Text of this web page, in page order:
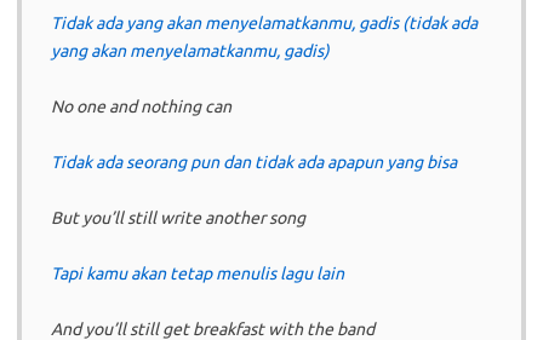
Tidak ada yang akan menyelamatkanmu, gadis (tidak ada
yang akan menyelamatkanmu, gadis)
No one and nothing can
Tidak ada seorang pun dan tidak ada apapun yang bisa
But you’ll still write another song
Tapi kamu akan tetap menulis lagu lain
And you’ll still get breakfast with the band